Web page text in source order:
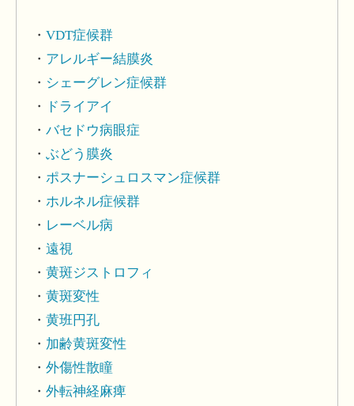
VDT症候群
アレルギー結膜炎
シェーグレン症候群
ドライアイ
バセドウ病眼症
ぶどう膜炎
ポスナーシュロスマン症候群
ホルネル症候群
レーベル病
遠視
黄斑ジストロフィ
黄斑変性
黄班円孔
加齢黄斑変性
外傷性散瞳
外転神経麻痺